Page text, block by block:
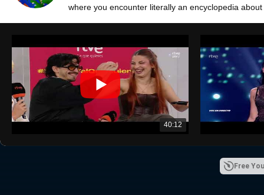
where you encounter literally an encyclopedia
40:12
Free